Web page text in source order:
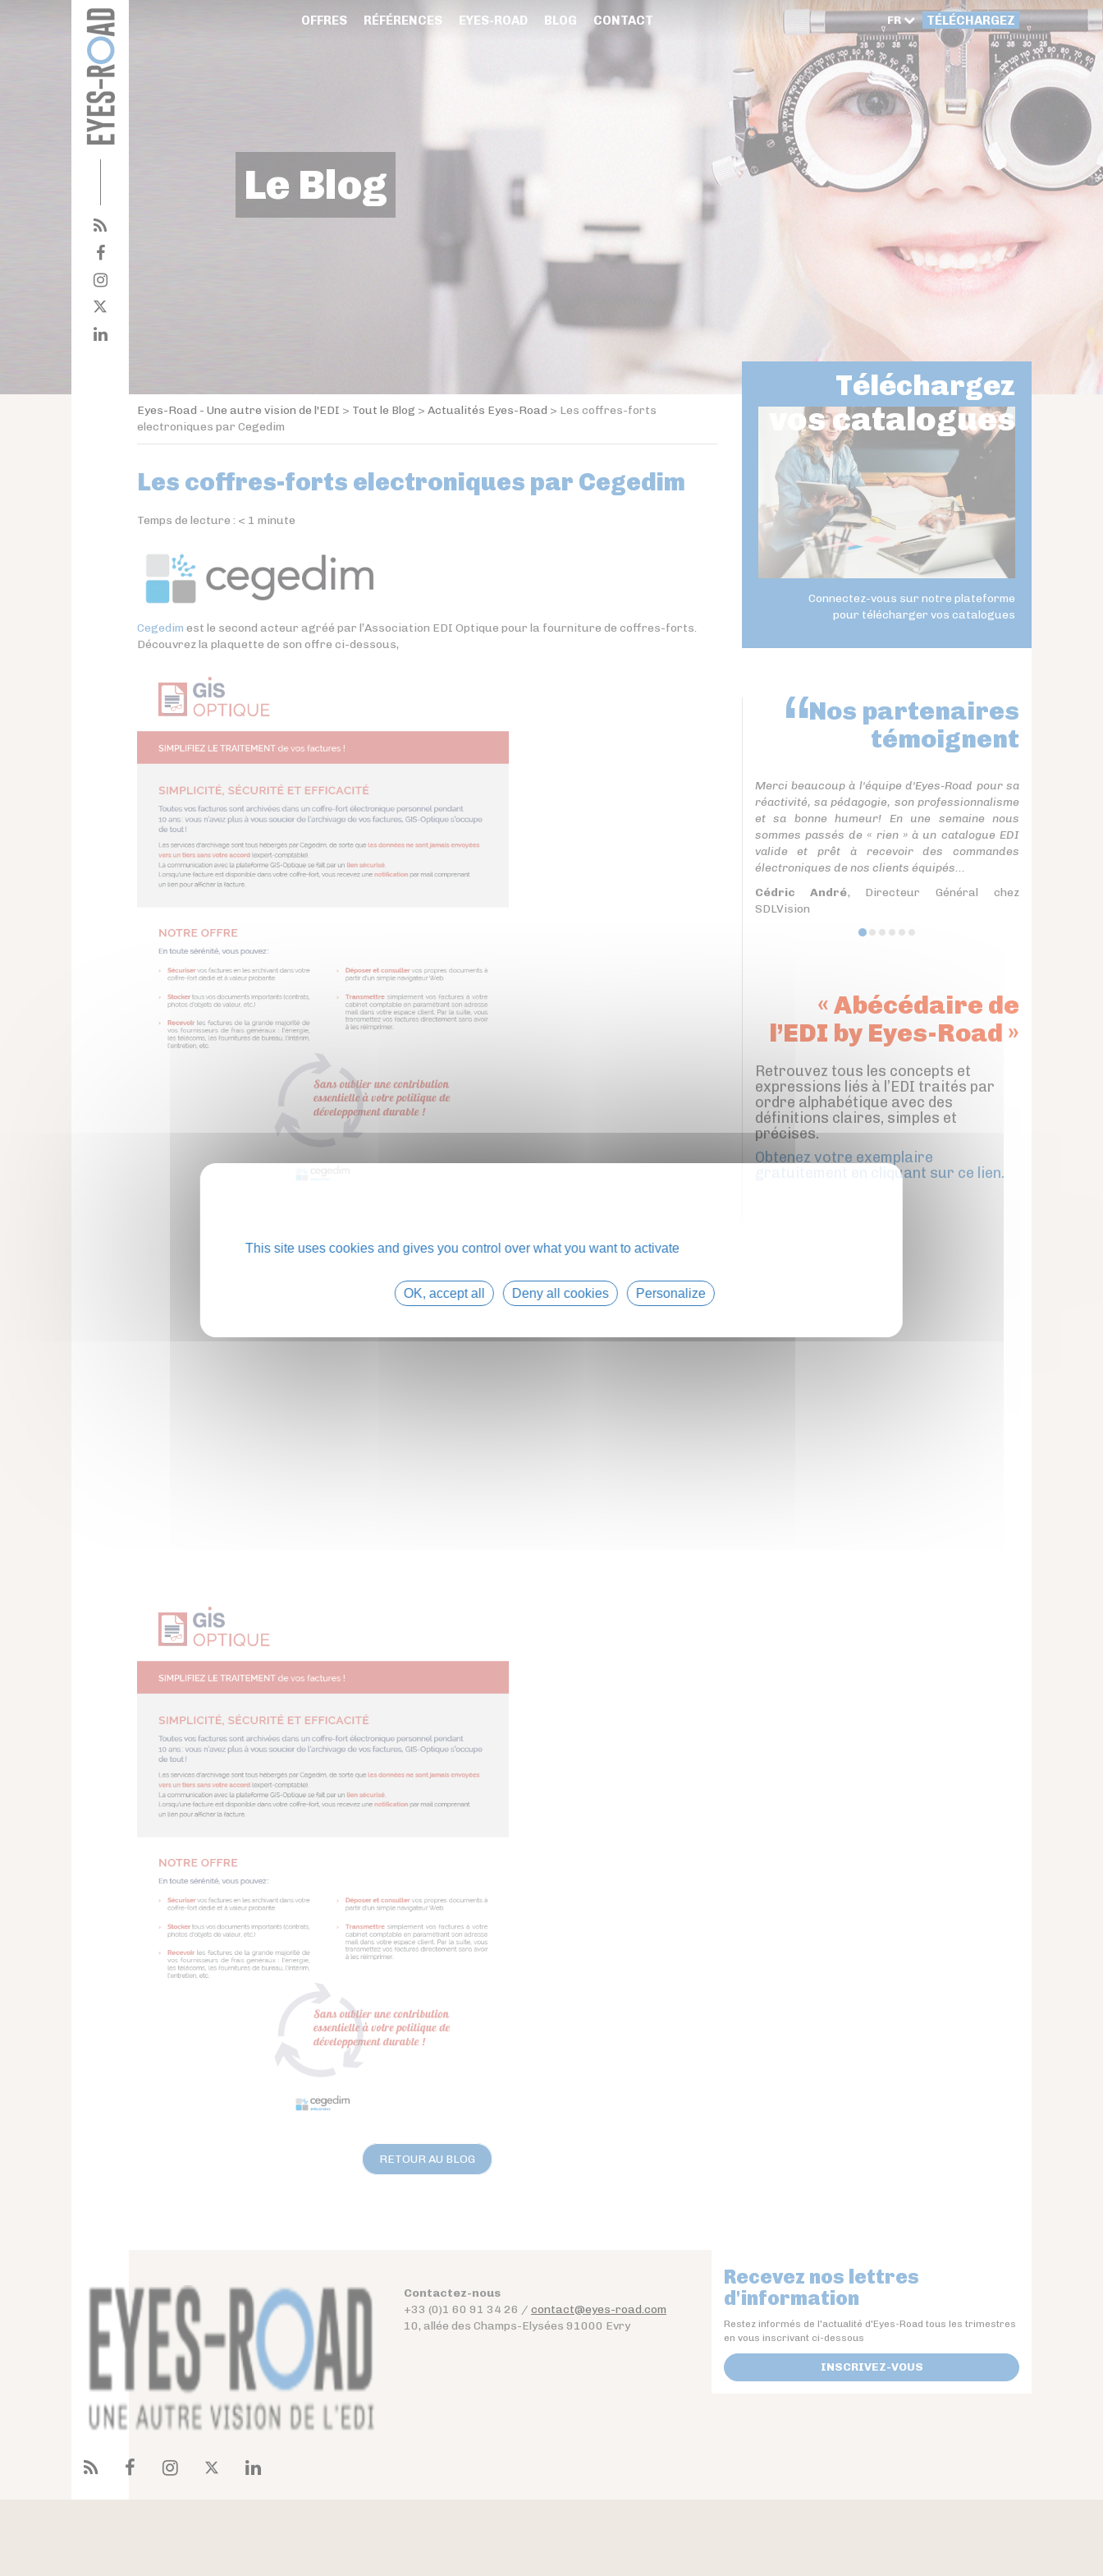
OFFRES RÉFÉRENCES EYES-ROAD BLOG CONTACT FR TÉLÉCHARGEZ
Le Blog
Eyes-Road - Une autre vision de l'EDI > Tout le Blog > Actualités Eyes-Road > Les coffres-forts
electroniques par Cegedim
Les coffres-forts electroniques par Cegedim
Temps de lecture : < 1 minute
Cegedim est le second acteur agréé par l’Association EDI Optique pour la fourniture de coffres-forts.
Découvrez la plaquette de son offre ci-dessous,
RETOUR AU BLOG
Téléchargez
vos catalogues
Connectez-vous sur notre plateforme
pour télécharger vos catalogues
Nos partenaires
témoignent
Merci beaucoup à l'équipe d'Eyes-Road pour sa
réactivité, sa pédagogie, son professionnalisme
et sa bonne humeur! En une semaine nous
sommes passés de « rien » à un catalogue EDI
valide et prêt à recevoir des commandes
électroniques de nos clients équipés...
Cédric André, Directeur Général chez
SDLVision
« Abécédaire de
l’EDI by Eyes-Road »
Retrouvez tous les concepts et
expressions liés à l’EDI traités par
ordre alphabétique avec des
définitions claires, simples et
précises.
Obtenez votre exemplaire
gratuitement en cliquant sur ce lien.
Contactez-nous
+33 (0)1 60 91 34 26 / contact@eyes-road.com
10, allée des Champs-Elysées 91000 Evry
Recevez nos lettres
d'information
Restez informés de l'actualité d'Eyes-Road tous les trimestres
en vous inscrivant ci-dessous
INSCRIVEZ-VOUS
This site uses cookies and gives you control over what you want to activate
OK, accept all Deny all cookies Personalize